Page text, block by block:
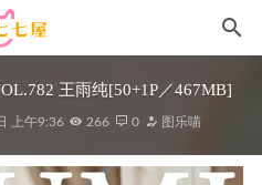
王雨纯[50+1P／467MB]
上午9:36 266 0 图乐喵